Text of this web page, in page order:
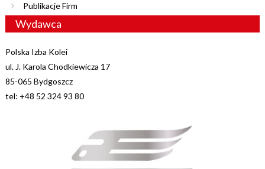
Publikacje Firm
Wydawca
Polska Izba Kolei
ul. J. Karola Chodkiewicza 17
85-065 Bydgoszcz
tel: +48 52 324 93 80